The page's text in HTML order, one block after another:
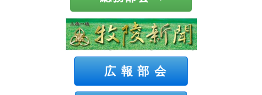
広 報 部 会